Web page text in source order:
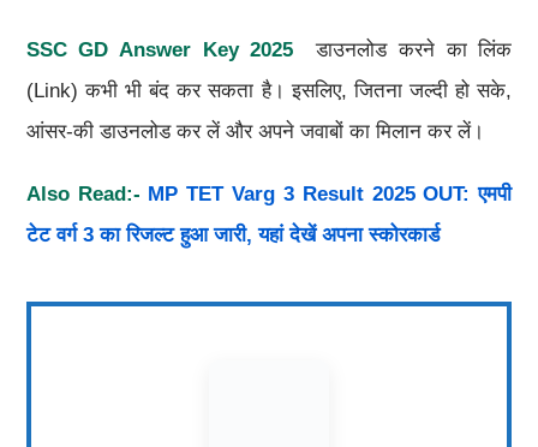
SSC GD Answer Key2025डाउनलोड करने का लिंक
(Link) कभी भी बंद कर सकता है। इसलिए, जितना जल्दी हो सके,
आंसर-की डाउनलोड कर लें और अपने जवाबों का मिलान कर लें।
Also Read:- MP TET Varg 3 Result 2025 OUT: एमपी
टेट वर्ग 3 का रिजल्ट हुआ जारी, यहां देखें अपना स्कोरकार्ड